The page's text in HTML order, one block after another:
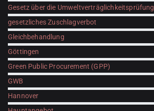
Gesetz über die Umweltverträglichkeitsprüfung
gesetzliches Zuschlagverbot
Gleichbehandlung
Göttingen
Green Public Procurement (GPP)
GWB
Hannover